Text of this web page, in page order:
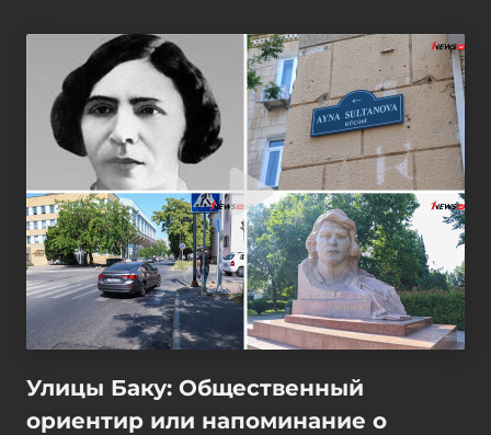
Улицы Баку: Общественный
ориентир или напоминание о